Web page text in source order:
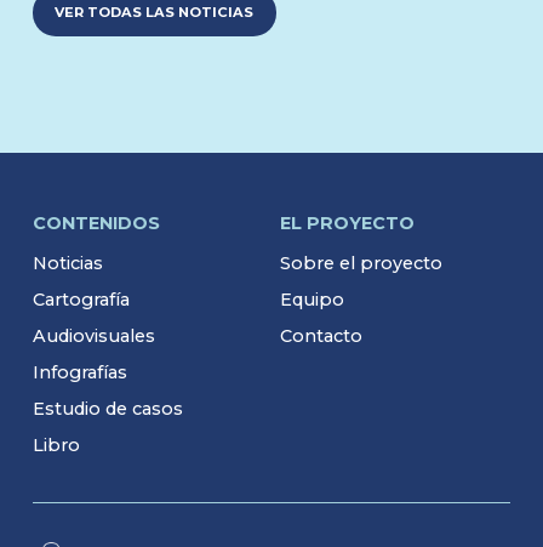
VER TODAS LAS NOTICIAS
CONTENIDOS
Noticias
Cartografía
Audiovisuales
Infografías
Estudio de casos
Libro
EL PROYECTO
Sobre el proyecto
Equipo
Contacto